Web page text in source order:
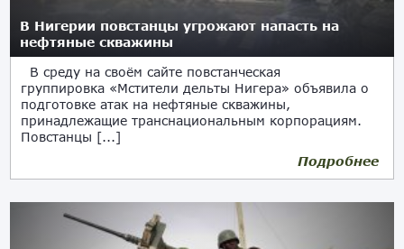
В Нигерии повстанцы угрожают напасть на
нефтяные скважины
В среду на своём сайте повстанческая
группировка «Мстители дельты Нигера» объявила о
подготовке атак на нефтяные скважины,
принадлежащие транснациональным корпорациям.
Повстанцы [...]
Подробнее